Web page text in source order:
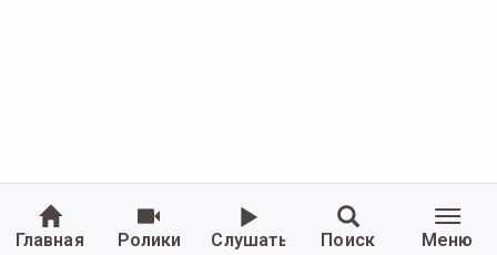
Главная Ролики Слушать Поиск Меню